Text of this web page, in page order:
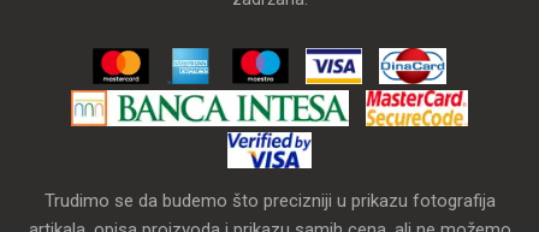
Trudimo se da budemo što precizniji u prikazu fotografija